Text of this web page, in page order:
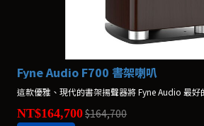
Fyne Audio F700 書架喇叭
NT$164,700$164,700